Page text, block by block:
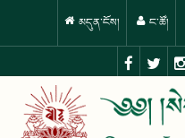
མདུན་ངོས། ང་ཚོ།